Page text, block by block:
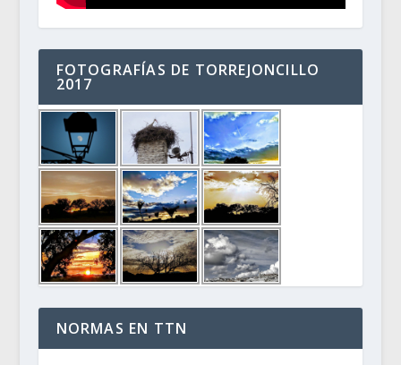
FOTOGRAFÍAS DE TORREJONCILLO
2017
NORMAS EN TTN